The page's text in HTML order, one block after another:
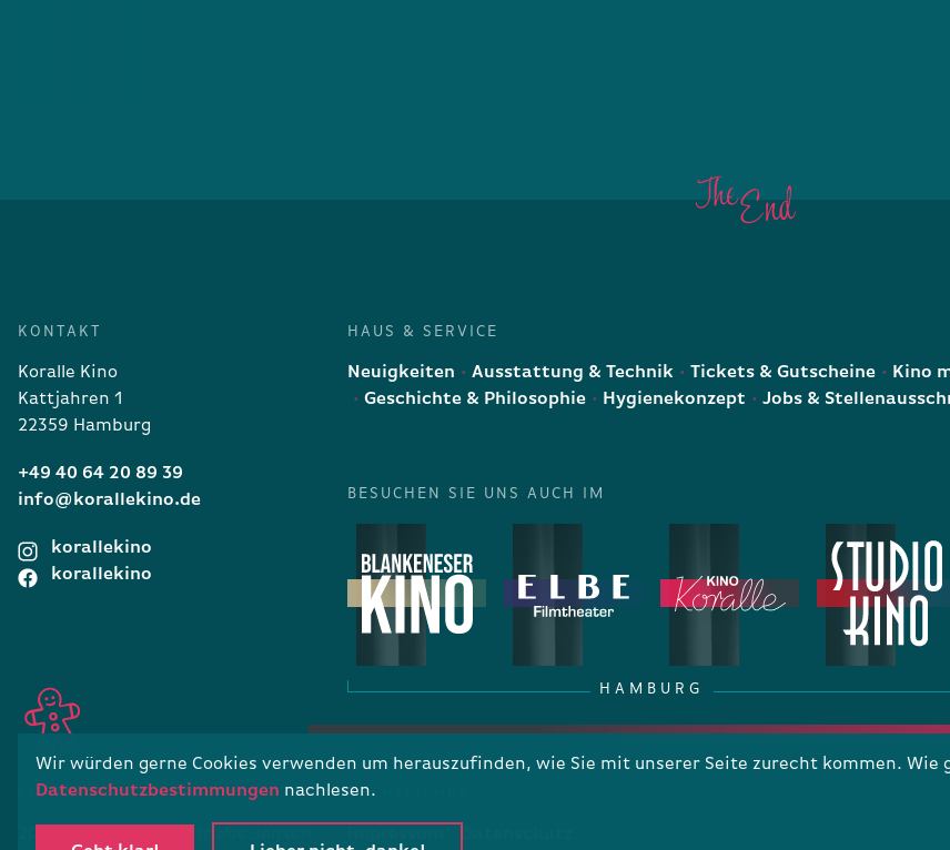
Wir würden gerne Cookies verwenden um herauszufinden, wie Sie mit unserer Seite zurecht kommen.
Datenschutzbestimmungen nachlesen.
KONTAKT
Koralle Kino
Kattjahren 1
22359 Hamburg
+49 40 64 20 89 39
info@korallekino.de
korallekino
korallekino
HAUS & SERVICE
Neuigkeiten Ausstattung & Technik Tickets & Gutscheine
Kino
Geschichte & Philosophie
Hygienekonzept Jobs &
BESUCHEN SIE UNS AUCH IM
HAMBURG
RECHTLICHES
COPYRIGHT